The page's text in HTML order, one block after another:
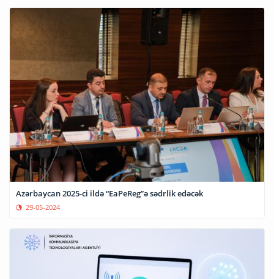
Azərbaycan 2025-ci ildə “EaPeReg”ə sədrlik edəcək
29-05-2024